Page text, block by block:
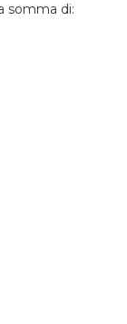
somma di: